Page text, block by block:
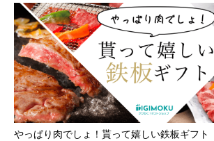
やっぱり肉でしょ！貰って嬉しい鉄板ギフト